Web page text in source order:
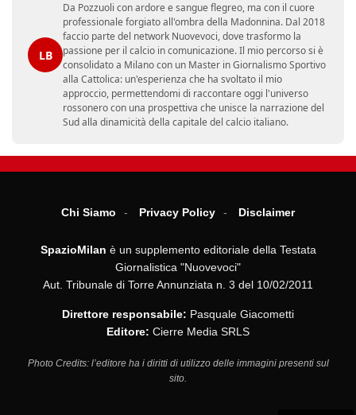
LB
Da Pozzuoli con ardore e sangue flegreo, ma con il cuore
professionale forgiato all'ombra della Madonnina. Dal 2018
faccio parte del network Nuovevoci, dove trasformo la
passione per il calcio in comunicazione. Il mio percorso si è
consolidato a Milano con un Master in Giornalismo Sportivo
alla Cattolica: un'esperienza che ha svoltato il mio
approccio, permettendomi di raccontare oggi l'universo
rossonero con una prospettiva che unisce la narrazione del
Sud alla dinamicità della capitale del calcio italiano.
Chi Siamo Privacy Policy Disclaimer
SpazioMilan è un supplemento editoriale della Testata
Giornalistica "Nuovevoci"
Aut. Tribunale di Torre Annunziata n. 3 del 10/02/2011
Direttore responsabile: Pasquale Giacometti
Editore: Cierre Media SRLS
Photo Credits: l’editore ha i diritti di utilizzo delle immagini presenti sul
sito.